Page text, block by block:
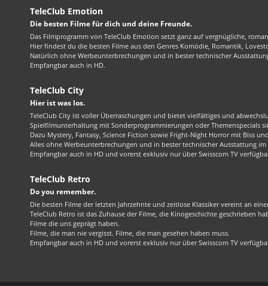
TeleClub Emotion
Die besten Filme für dich und deine Freunde.
Das Filmprogramm von TeleClub Emotion setzt ganz auf vergnügliche,
Hier findest du die besten Filme aus den Genres Komödie, Romantik,
Natürlich ohne Werbeunterbrechungen und in bester technischer
Empfangbar auch in HD.
TeleClub City
Hier ist was los.
TeleClub City ist voller Überraschungen und bietet vielfältiges und
Spielfilmunterhaltung mit Sonderprogrammierungen oder Themenspecials
Dazu Mystery, Fantasy, Science Fiction sowie Fright-Night Horror mit Biss
Alles ohne Werbeunterbrechungen und in bester technischer Ausstattung
Empfangbar auch in HD und vorerst exklusiv nur über Swisscom TV
TeleClub Retro
Do you remember.
Die besten Filme der letzten Jahrzehnte und zeitlose Klassiker vereint an
TeleClub Retro ist das Zuhause der Filme, die Kinogeschichte geschrieben
Filme die uns geprägt haben.
Filme, die man nie vergisst. Filme, die man gesehen haben muss.
Empfangbar auch in HD und vorerst exklusiv nur über Swisscom TV